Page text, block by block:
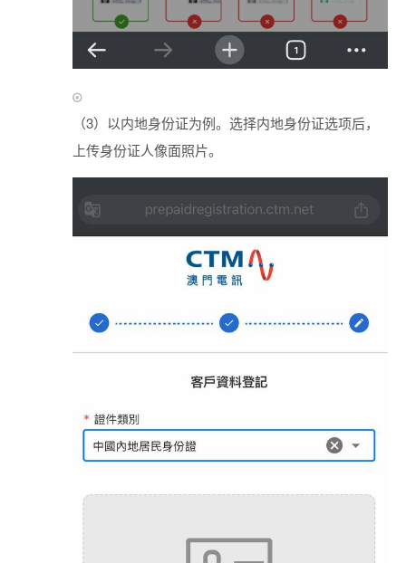
（3）以内地身份证为例。选择内地身份证选项后，
上传身份证人像面照片。